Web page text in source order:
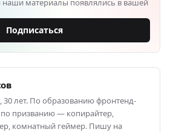
материалы появлялись в вашей
Подписаться
30 лет. По образованию фронтенд-
по призванию — копирайтер,
комнатный геймер. Пишу на